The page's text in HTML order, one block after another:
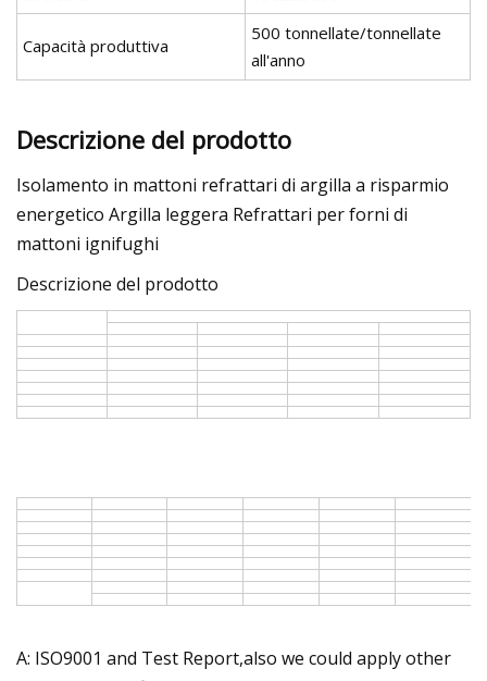
Capacità produttiva
500 tonnellate/tonnellate
all'anno
Descrizione del prodotto
Isolamento in mattoni refrattari di argilla a risparmio
energetico Argilla leggera Refrattari per forni di
mattoni ignifughi
Descrizione del prodotto
A: ISO9001 and Test Report,also we could apply other